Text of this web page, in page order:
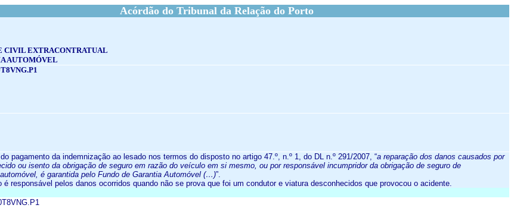
Acórdão do Tribunal da Relação do Porto
CIVIL EXTRACONTRATUAL
AUTOMÓVEL
do pagamento da indemnização ao lesado nos termos do disposto no artigo 47.º, n.º 1, do DL n.º 291/2007, “a reparação dos danos causados por
ou isento da obrigação de seguro em razão do veículo em si mesmo, ou por responsável incumpridor da obrigação de seguro de
é garantida pelo Fundo de Garantia Automóvel (…)”.
é responsável pelos danos ocorridos quando não se prova que foi um condutor e viatura desconhecidos que provocou o acidente.